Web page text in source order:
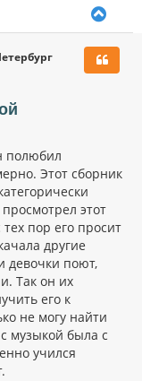
у
а
л
полюбил
Этот сборник
этот
пор его просит
другие
девочки поют,
Так он их
его к
не могу найти
музыкой была с
учился